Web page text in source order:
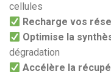
cellules
Recharge vos
Optimise la
dégradation
Accélère la